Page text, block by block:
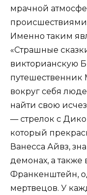
мрачной
происшествиями
Именно таким
«Страшные
викторианскую
вокруг себя
найти свою
— стрелок с
который
Ванесса Айвз,
демонах, а
Франкенштейн,
мертвецов. У